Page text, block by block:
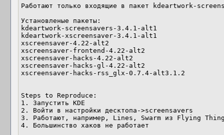
Работают только входящие в пакет kdeartwork-
Установленые пакеты:
kdeartwork-screensavers-3.4.1-alt1
kdeartwork-xscreensaver-3.4.1-alt1
xscreensaver-4.22-alt2
xscreensaver-frontend-4.22-alt2
xscreensaver-hacks-4.22-alt2
xscreensaver-hacks-gl-4.22-alt2
xscreensaver-hacks-rss_glx-0.7.4-alt3.1.2
Steps to Reproduce:
1. Запустить KDE
2. Войти в настройки десктопа->screensavers
3. Работают, например, Lines, Swarm из Flying
4. Большинство хаков не работает